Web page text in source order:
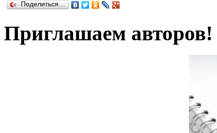
Поделиться…
Приглашаем авторов!